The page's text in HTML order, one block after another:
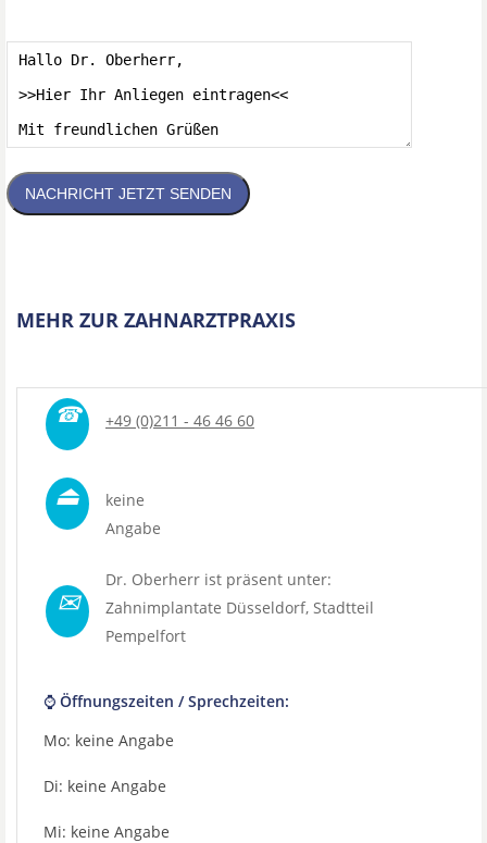
NACHRICHT JETZT SENDEN
MEHR ZUR ZAHNARZTPRAXIS
☎ +49 (0)211 - 46 46 60
⏏
keine
Angabe
✉
Dr. Oberherr ist präsent unter:
Zahnimplantate Düsseldorf, Stadtteil
Pempelfort
⌚ Öffnungszeiten / Sprechzeiten:
Mo: keine Angabe
Di: keine Angabe
Mi: keine Angabe